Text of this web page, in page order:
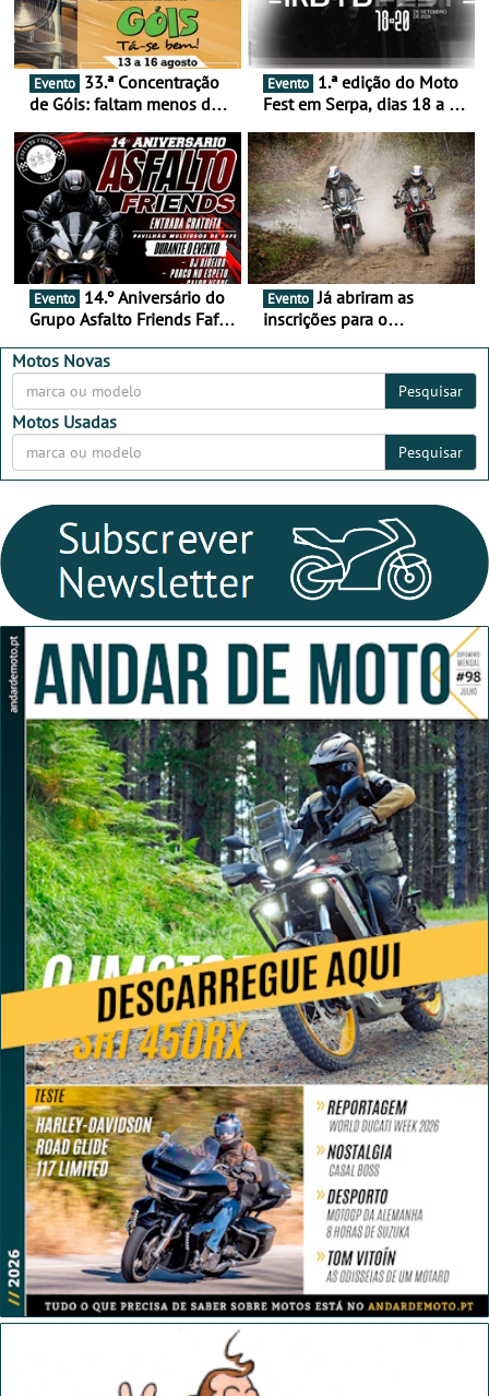
Evento
de Góis: faltam menos de
16 de agosto
Evento
Fest em Serpa, dias 18 a 20
duas rodas invade o Baixo
Alentejo
Evento
Grupo Asfalto Friends Fafe,
2026
Evento Já abriram as
inscrições para o
Motos Novas
Pesquisar
Motos Usadas
Pesquisar